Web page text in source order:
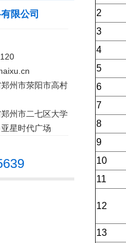
限公司
州市荥阳市高村
州市二七区大学
星时代广场
2
3
4
5
6
7
8
9
10
11
12
13